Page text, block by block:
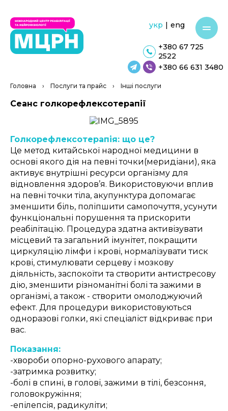
+380 66 631 3480
+380 67 725
2522
укр | eng
Головна › Послуги та прайс › Інші послуги
Сеанс голкорефлексотерапії
Голкорефлексотерапія: що це?
Це метод китайської народної медицини в
основі якого дія на певні точки(меридіани), яка
активує внутрішні ресурси організму для
відновлення здоров’я. Використовуючи вплив
на певні точки тіла, акупунктура допомагає
зменшити біль, поліпшити самопочуття, усунути
функціональні порушення та прискорити
реабілітацію. Процедура здатна активізувати
місцевий та загальний імунітет, покращити
циркуляцію лімфи і крові, нормалізувати тиск
крові, стимулювати серцеву і мозкову
діяльність, заспокоїти та створити антистресову
дію, зменшити різноманітні болі та зажими в
організмі, а також - створити омолоджуючий
ефект. Для процедури використовуються
одноразові голки, які спеціаліст відкриває при
вас.
Показання:
-хвороби опорно-рухового апарату;
-затримка розвитку;
-болі в спині, в голові, зажими в тілі, безсоння,
головокружіння;
-епілепсія, радикуліти;